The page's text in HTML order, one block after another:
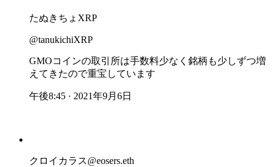
たぬきちょXRP
@tanukichiXRP
GMOコインの取引所は手数料少なく銘柄も少しずつ増
えてきたので重宝しています
午後8:45 · 2021年9月6日
クロイカラス@eosers.eth